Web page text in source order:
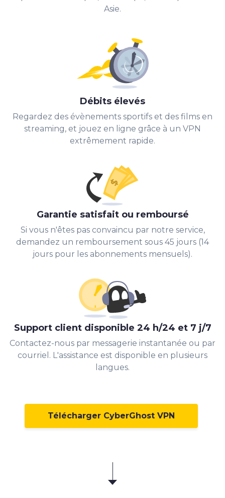
Asie.
Débits élevés
Regardez des évènements sportifs et des films en
streaming, et jouez en ligne grâce à un VPN
extrêmement rapide.
Garantie satisfait ou remboursé
Si vous n'êtes pas convaincu par notre service,
demandez un remboursement sous 45 jours (14
jours pour les abonnements mensuels).
Support client disponible 24 h/24 et 7 j/7
Contactez-nous par messagerie instantanée ou par
courriel. L'assistance est disponible en plusieurs
langues.
Télécharger CyberGhost VPN